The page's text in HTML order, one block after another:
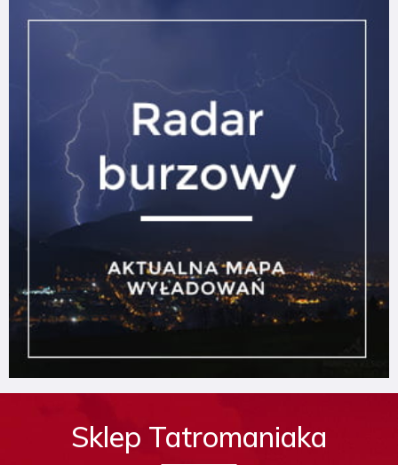
Sklep Tatromaniaka